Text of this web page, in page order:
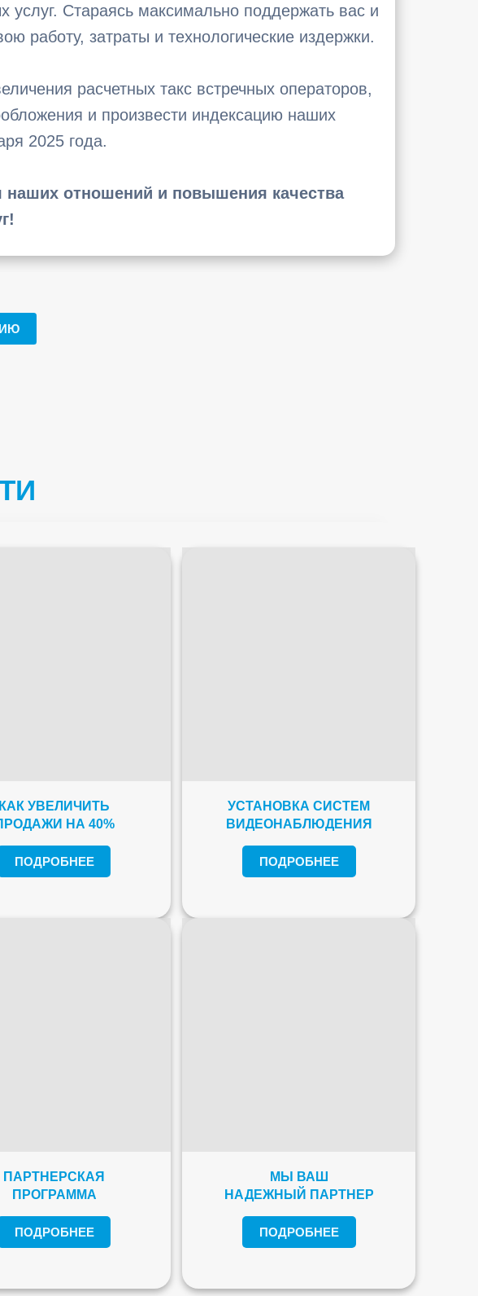
Стараясь максимально поддержать вас и
работу, затраты и технологические издержки.
расчетных такс встречных операторов,
и произвести индексацию наших
2025 года.
отношений и повышения качества
КАК УВЕЛИЧИТЬ
НА 40%
ПОДРОБНЕЕ
УСТАНОВКА СИСТЕМ
ВИДЕОНАБЛЮДЕНИЯ
ПОДРОБНЕЕ
ПАРТНЕРСКАЯ
ПРОГРАММА
ПОДРОБНЕЕ
МЫ ВАШ
НАДЕЖНЫЙ ПАРТНЕР
ПОДРОБНЕЕ